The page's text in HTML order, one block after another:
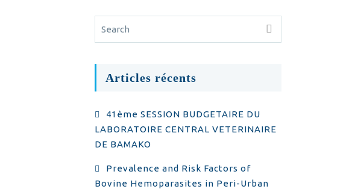
Articles récents
41ème SESSION BUDGETAIRE DU
LABORATOIRE CENTRAL VETERINAIRE
DE BAMAKO
Prevalence and Risk Factors of
Bovine Hemoparasites in Peri-Urban